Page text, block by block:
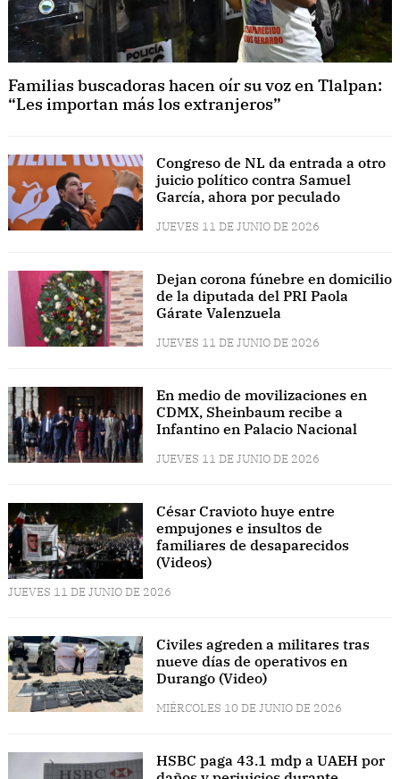
Familias buscadoras hacen oír su voz en Tlalpan:
“Les importan más los extranjeros”
Congreso de NL da entrada a otro
juicio político contra Samuel
García, ahora por peculado
JUEVES 11 DE JUNIO DE 2026
Dejan corona fúnebre en domicilio
de la diputada del PRI Paola
Gárate Valenzuela
JUEVES 11 DE JUNIO DE 2026
En medio de movilizaciones en
CDMX, Sheinbaum recibe a
Infantino en Palacio Nacional
JUEVES 11 DE JUNIO DE 2026
César Cravioto huye entre
empujones e insultos de
familiares de desaparecidos
(Videos)
JUEVES 11 DE JUNIO DE 2026
Civiles agreden a militares tras
nueve días de operativos en
Durango (Video)
MIÉRCOLES 10 DE JUNIO DE 2026
HSBC paga 43.1 mdp a UAEH por